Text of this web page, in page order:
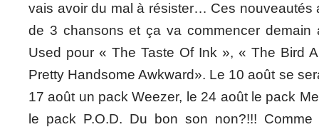
vais avoir du mal à résister… Ces nouveautés
de 3 chansons et ça va commencer demain
Used pour « The Taste Of Ink », « The Bird
Pretty Handsome Awkward». Le 10 août se
17 août un pack Weezer, le 24 août le pack
le pack P.O.D. Du bon son non?!!!